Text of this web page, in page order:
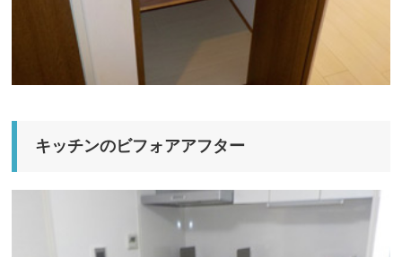
キッチンのビフォアアフター